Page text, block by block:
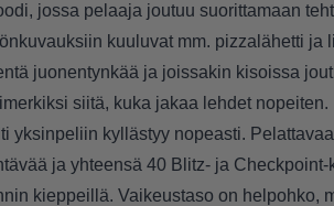
jossa pelaaja joutuu suorittamaan
kuuluvat mm. pizzalähetti ja
juonentynkää ja joissakin kisoissa
siitä, kuka jakaa lehdet nopeiten.
yksinpeliin kyllästyy nopeasti.
ja yhteensä 40 Blitz- ja
kieppeillä. Vaikeustaso on helpohko,